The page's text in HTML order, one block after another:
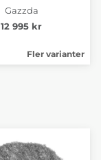
Gazzda
12 995 kr
Fler varianter